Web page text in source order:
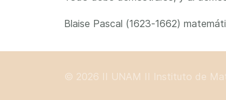
Blaise Pascal (1623-1662)
© 2026 II UNAM II Instituto de